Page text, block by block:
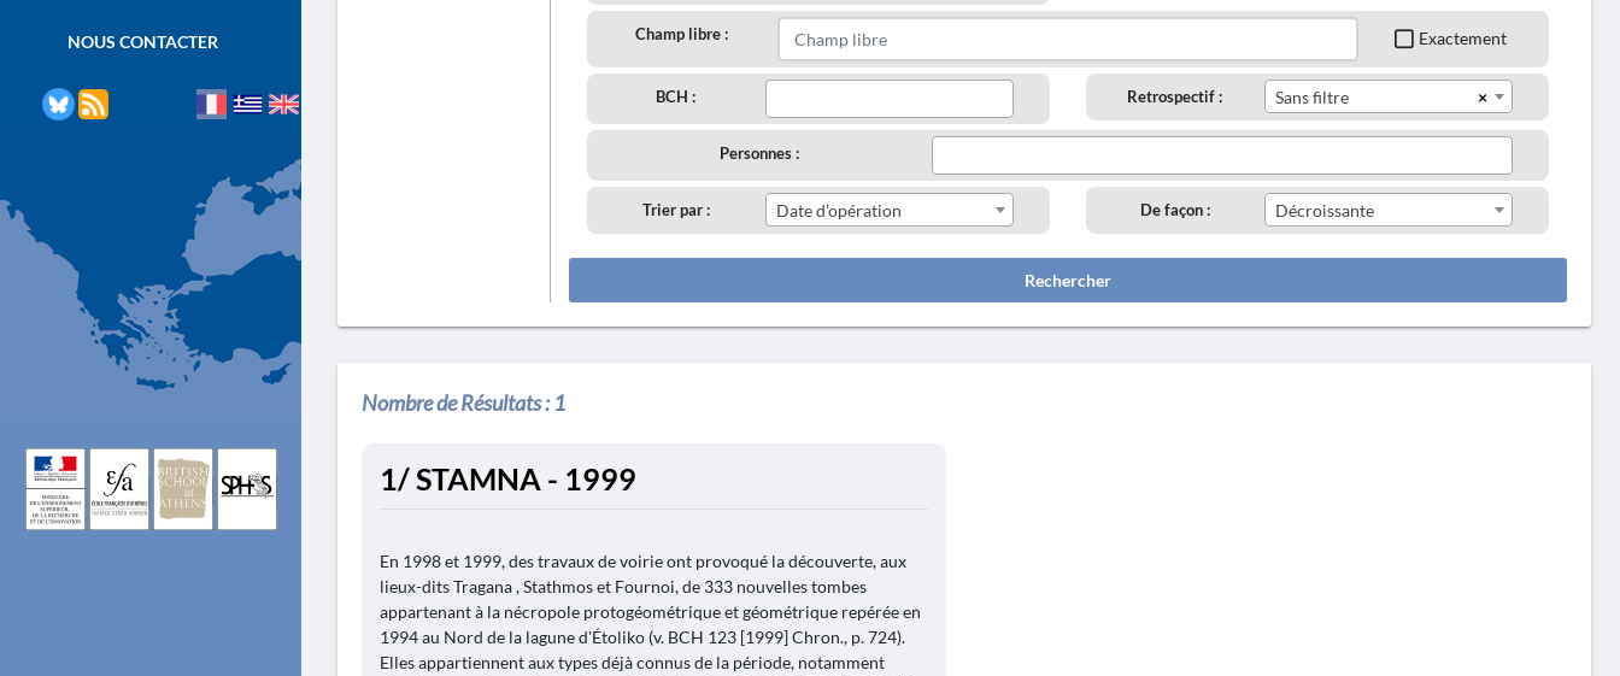
NOUS CONTACTER Champ libre : Exactement
BCH : Retrospectif : ×
Sans filtre
Personnes :
Trier par : Date d'opération De façon : Décroissante
Rechercher
Nombre de Résultats :1
1/ STAMNA - 1999
En 1998 et 1999, des travaux de voirie ont provoqué la découverte, aux
lieux-dits Tragana , Stathmos et Fournoi, de 333 nouvelles tombes
appartenant à la nécropole protogéométrique et géométrique repérée en
1994 au Nord de la lagune d'Étoliko (v. BCH 123 [1999] Chron., p. 724).
Elles appartiennent aux types déjà connus de la période, notamment